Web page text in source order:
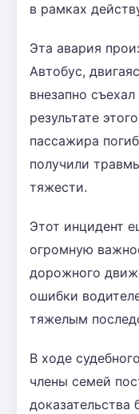
в рамках
Эта авария
Автобус,
внезапно
результате
пассажира
получили
тяжести.
Этот инцидент
огромную
дорожного
ошибки
тяжелым
В ходе
члены семей
доказательства